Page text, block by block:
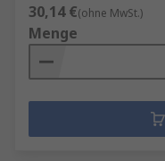
30,14 €(ohne MwSt.)
Menge